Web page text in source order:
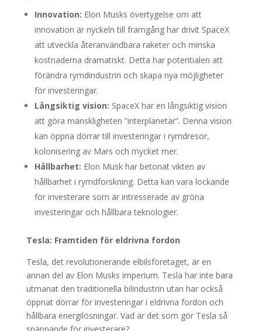
Innovation: Elon Musks övertygelse om att
innovation är nyckeln till framgång har drivit SpaceX
att utveckla återanvändbara raketer och minska
kostnaderna dramatiskt. Detta har potentialen att
förändra rymdindustrin och skapa nya möjligheter
för investeringar.
Långsiktig vision: SpaceX har en långsiktig vision
att göra mänskligheten ”interplanetär”. Denna vision
kan öppna dörrar till investeringar i rymdresor,
kolonisering av Mars och mycket mer.
Hållbarhet: Elon Musk har betonat vikten av
hållbarhet i rymdforskning. Detta kan vara lockande
för investerare som är intresserade av gröna
investeringar och hållbara teknologier.
Tesla: Framtiden för eldrivna fordon
Tesla, det revolutionerande elbilsföretaget, är en
annan del av Elon Musks imperium. Tesla har inte bara
utmanat den traditionella bilindustrin utan har också
öppnat dörrar för investeringar i eldrivna fordon och
hållbara energilösningar. Vad är det som gör Tesla så